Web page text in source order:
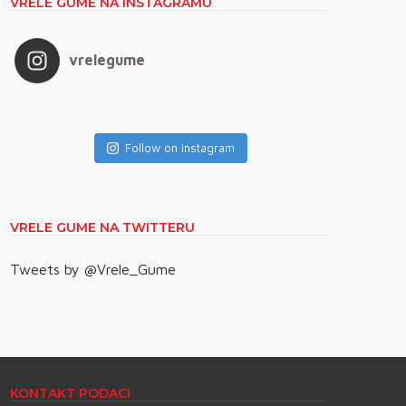
vrelegume
Follow on Instagram
VRELE GUME NA TWITTERU
Tweets by @Vrele_Gume
KONTAKT PODACI